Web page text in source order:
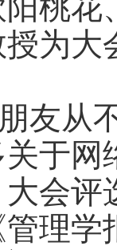
桃花
为
友从
于
会评
理学